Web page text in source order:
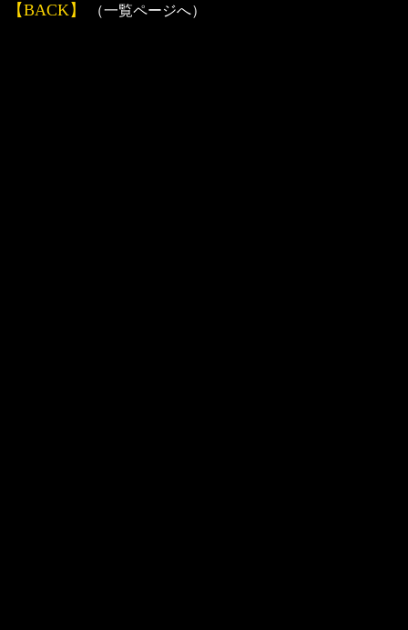
【BACK】 （一覧ページへ）